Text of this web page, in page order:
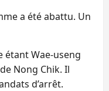
a été abattu. Un
étant Wae-useng
Nong Chik. Il
d’arrêt.